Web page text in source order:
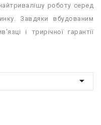
роботу серед
Завдяки вбудованим
і трирічної гарантії
